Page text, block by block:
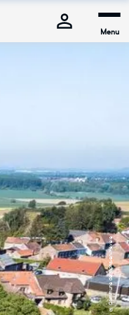
Menu
© Commune de Mons-en-Pévèle